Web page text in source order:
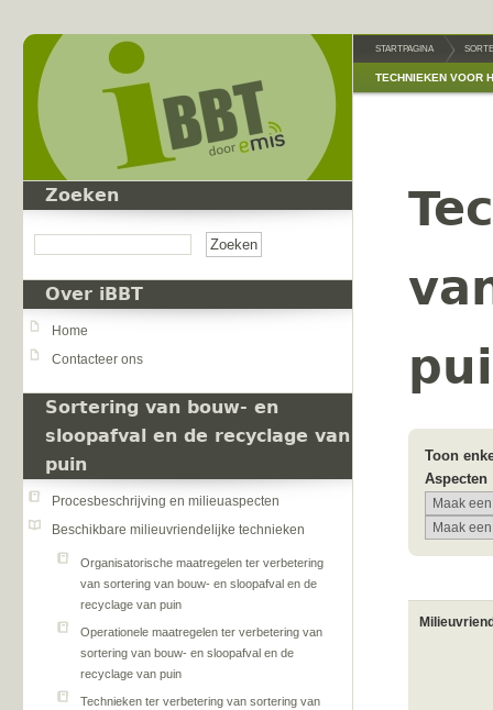
Zoeken
Over iBBT
Home
Contacteer ons
Sortering van bouw- en
sloopafval en de recyclage van
puin
Procesbeschrijving en milieuaspecten
Beschikbare milieuvriendelijke technieken
Organisatorische maatregelen ter verbetering
van sortering van bouw- en sloopafval en de
recyclage van puin
Operationele maatregelen ter verbetering van
sortering van bouw- en sloopafval en de
recyclage van puin
Technieken ter verbetering van sortering van
STARTPAGINA
TECHNIEKEN VOOR
Toon
Aspecten